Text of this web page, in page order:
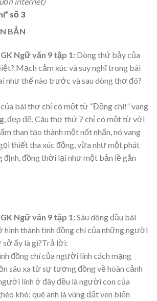
số 3
BẢN
Ngữ văn 9 tập 1: Dòng thứ bảy của
Mạch cảm xúc và suy nghĩ trong bài
như thế nào trước và sau dòng thơ đó?
bài thơ chỉ có một từ “Đồng chí!” vang
đẹp đẽ. Câu thơ thứ 7 chỉ có một từ với
than tạo thành một nốt nhấn, nó vang
thiết tha xúc động, vừa như một phát
định, đồng thời lại như một bản lề gắn
Ngữ văn 9 tập 1:Sáu dòng đầu bài
hình thành tình đồng chí của những người
sở ấy là gì?Trả lời:
đồng chí của người lính cách mạng
sâu xa từ sự tương đồng về hoàn cảnh
lính ở đây đều là người con của
khó: quê anh là vùng đất ven biển